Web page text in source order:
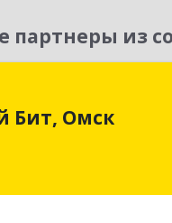
из
Бит, Омск
обл, Омск г, Гагарина